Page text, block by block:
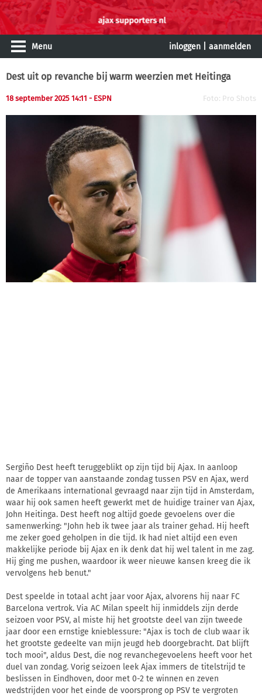
Menu inloggen aanmelden
Dest uit op revanche bij warm weerzien met Heitinga
18 september 2025 14:11 - ESPN Foto: Pro Shots
Sergiño Dest heeft teruggeblikt op zijn tijd bij Ajax. In aanloop
naar de topper van aanstaande zondag tussen PSV en Ajax, werd
de Amerikaans international gevraagd naar zijn tijd in Amsterdam,
waar hij ook samen heeft gewerkt met de huidige trainer van Ajax,
John Heitinga. Dest heeft nog altijd goede gevoelens over die
samenwerking: "John heb ik twee jaar als trainer gehad. Hij heeft
me zeker goed geholpen in die tijd. Ik had niet altijd een even
makkelijke periode bij Ajax en ik denk dat hij wel talent in me zag.
Hij ging me pushen, waardoor ik weer nieuwe kansen kreeg die ik
vervolgens heb benut."
Dest speelde in totaal acht jaar voor Ajax, alvorens hij naar FC
Barcelona vertrok. Via AC Milan speelt hij inmiddels zijn derde
seizoen voor PSV, al miste hij het grootste deel van zijn tweede
jaar door een ernstige knieblessure: "Ajax is toch de club waar ik
het grootste gedeelte van mijn jeugd heb doorgebracht. Dat blijft
toch mooi", aldus Dest, die nog revanchegevoelens heeft voor het
duel van zondag. Vorig seizoen leek Ajax immers de titelstrijd te
beslissen in Eindhoven, door met 0-2 te winnen en zeven
wedstrijden voor het einde de voorsprong op PSV te vergroten